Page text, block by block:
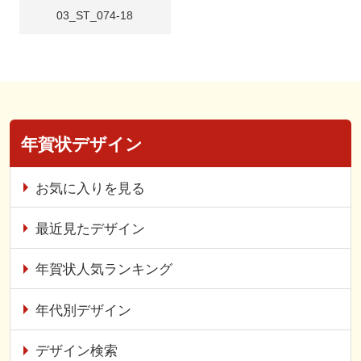
03_ST_074-18
年賀状デザイン
お気に入りを見る
最近見たデザイン
年賀状人気ランキング
年代別デザイン
デザイン検索